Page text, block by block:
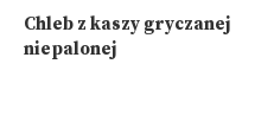
Chleb z kaszy gryczanej
niepalonej